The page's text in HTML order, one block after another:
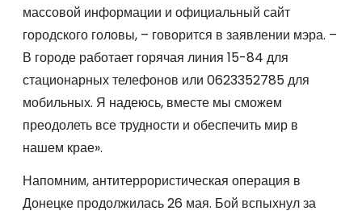
массовой информации и официальный сайт
городского головы, – говорится в заявлении мэра. –
В городе работает горячая линия 15-84 для
стационарных телефонов или 0623352785 для
мобильных. Я надеюсь, вместе мы сможем
преодолеть все трудности и обеспечить мир в
нашем крае».
Напомним, антитеррористическая операция в
Донецке продолжилась 26 мая. Бой вспыхнул за